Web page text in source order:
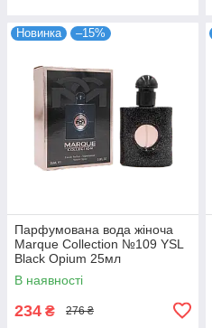
Новинка –15%
Парфумована вода жіноча
Marque Collection №109 YSL
Black Opium 25мл
В наявності
234 ₴ 276 ₴